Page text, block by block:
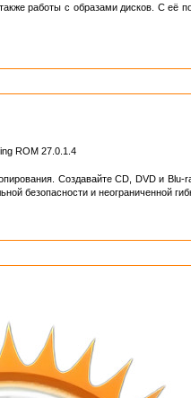
работы с образами дисков. С её
Создавайте CD, DVD и
безопасности и неограниченной